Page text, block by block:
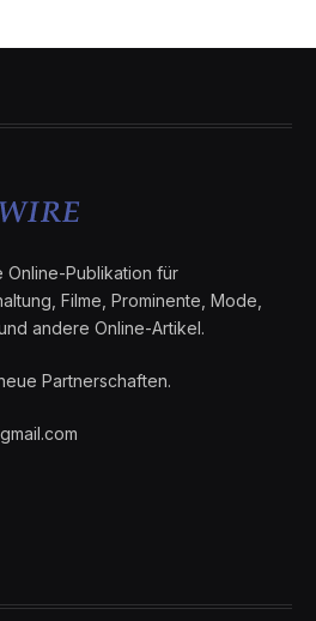
Publikation für
Filme, Prominente, Mode,
andere Online-Artikel.
Partnerschaften.